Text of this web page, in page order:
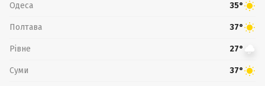
Одеса 35°
Полтава 37°
Рівне 27°
Суми 37°